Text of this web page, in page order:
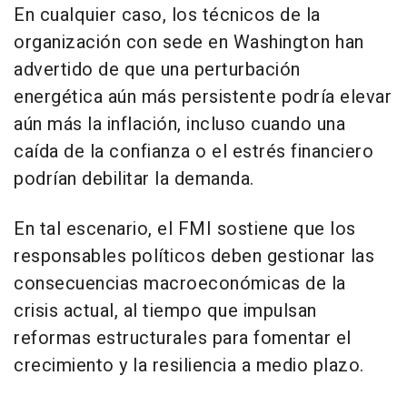
En cualquier caso, los técnicos de la
organización con sede en Washington han
advertido de que una perturbación
energética aún más persistente podría elevar
aún más la inflación, incluso cuando una
caída de la confianza o el estrés financiero
podrían debilitar la demanda.
En tal escenario, el FMI sostiene que los
responsables políticos deben gestionar las
consecuencias macroeconómicas de la
crisis actual, al tiempo que impulsan
reformas estructurales para fomentar el
crecimiento y la resiliencia a medio plazo.